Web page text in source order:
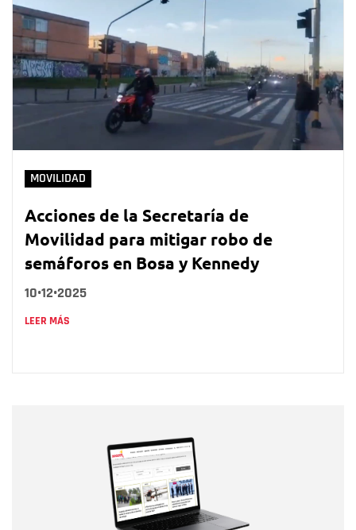
MOVILIDAD
Acciones de la Secretaría de
Movilidad para mitigar robo de
semáforos en Bosa y Kennedy
10•12•2025
LEER MÁS
Correo electrónico